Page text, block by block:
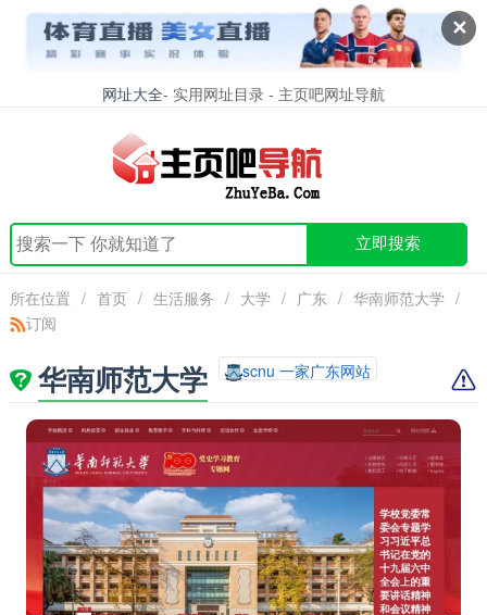
✕
网址大全- 实用网址目录 - 主页吧网址导航
立即搜索
所在位置 / 首页 / 生活服务 / 大学 / 广东 / 华南师范大学 /
订阅
华南师范大学 scnu 一家广东网站